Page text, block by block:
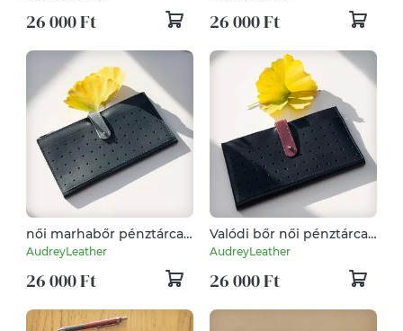
26 000 Ft 26 000 Ft
női marhabőr pénztárca/
irattartó/kártyatartó/mobiltok
AudreyLeather
26 000 Ft
Valódi bőr női pénztárca,
kártyatartó, mobiltok
AudreyLeather
26 000 Ft